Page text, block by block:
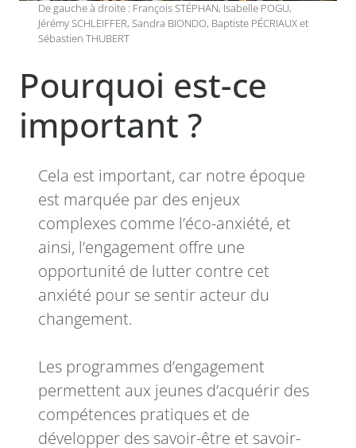
De gauche à droite : François STÉPHAN, Isabelle POGU,
Jérémy SCHLEIFFER, Sandra BIONDO, Baptiste PÉCRIAUX et
Sébastien THUBERT
Pourquoi est-ce
important ?
Cela est important, car notre époque
est marquée par des enjeux
complexes comme l’éco-anxiété, et
ainsi, l’engagement offre une
opportunité de lutter contre cet
anxiété pour se sentir acteur du
changement.
Les programmes d’engagement
permettent aux jeunes d’acquérir des
compétences pratiques et de
développer des savoir-être et savoir-